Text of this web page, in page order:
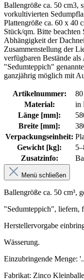
Ballengröße ca. 50 cm3,
vorkultivierten
Plattengröße ca. 60 x 40
Stück/qm. Bitte
Abhängigkeit der
Zusammenstellung der
verfügbaren Bestände
"Sedumteppich"
ganzjährig möglich mit
Artikelnummer:
Material:
in
Länge [mm]:
Breite [mm]:
Verpackungseinheit:
Gewicht [kg]:
Zusatzinfo:
Menü schließen
Ballengröße ca. 50 cm³,
"Sedumteppich", liefern,
Herstellervorgabe
Wässerung.
Einzubringende Menge:
Fabrikat: Zinco